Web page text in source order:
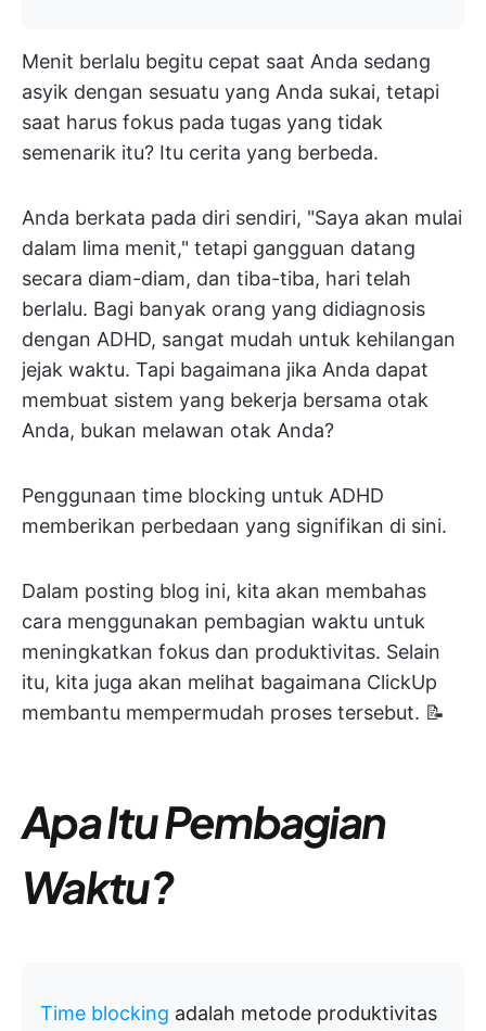
Menit berlalu begitu cepat saat Anda sedang
asyik dengan sesuatu yang Anda sukai, tetapi
saat harus fokus pada tugas yang tidak
semenarik itu? Itu cerita yang berbeda.
Anda berkata pada diri sendiri, "Saya akan mulai
dalam lima menit," tetapi gangguan datang
secara diam-diam, dan tiba-tiba, hari telah
berlalu. Bagi banyak orang yang didiagnosis
dengan ADHD, sangat mudah untuk kehilangan
jejak waktu. Tapi bagaimana jika Anda dapat
membuat sistem yang bekerja bersama otak
Anda, bukan melawan otak Anda?
Penggunaan time blocking untuk ADHD
memberikan perbedaan yang signifikan di sini.
Dalam posting blog ini, kita akan membahas
cara menggunakan pembagian waktu untuk
meningkatkan fokus dan produktivitas. Selain
itu, kita juga akan melihat bagaimana ClickUp
membantu mempermudah proses tersebut. 📝
Apa Itu Pembagian
Waktu?
Time blocking adalah metode produktivitas